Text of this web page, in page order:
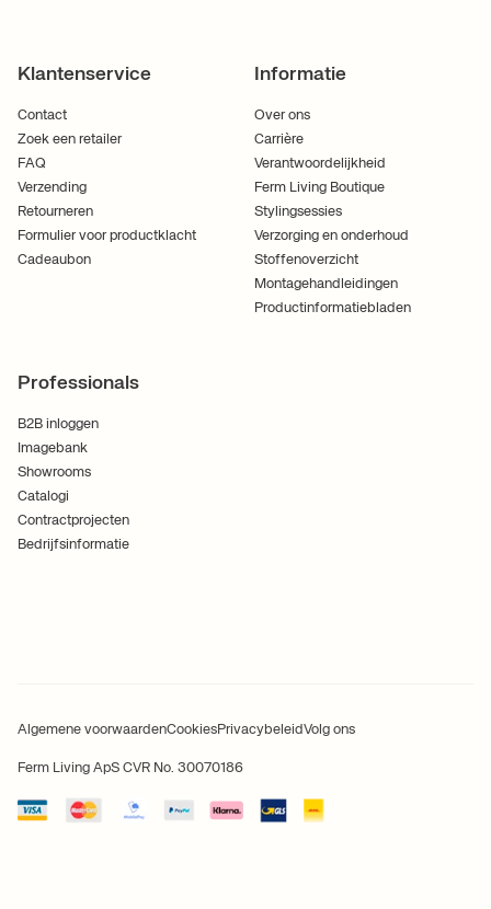
Klantenservice
Contact
Zoek een retailer
FAQ
Verzending
Retourneren
Formulier voor productklacht
Cadeaubon
Informatie
Over ons
Carrière
Verantwoordelijkheid
Ferm Living Boutique
Stylingsessies
Verzorging en onderhoud
Stoffenoverzicht
Montagehandleidingen
Productinformatiebladen
Professionals
B2B inloggen
Imagebank
Showrooms
Catalogi
Contractprojecten
Bedrijfsinformatie
Algemene voorwaardenCookiesPrivacybeleidVolg ons
Ferm Living ApS CVR No. 30070186